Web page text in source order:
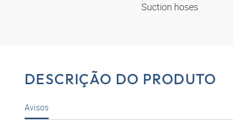
Suction hoses
DESCRIÇÃO DO PRODUTO
Avisos